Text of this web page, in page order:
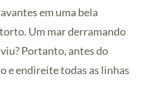
em uma bela
Um mar derramando
Portanto, antes do
e endireite todas as linhas